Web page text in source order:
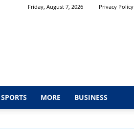
Friday, August 7, 2026 Privacy Policy
SPORTS MORE BUSINESS